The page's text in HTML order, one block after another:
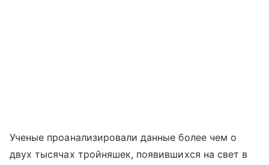
Ученые проанализировали данные более чем о
двух тысячах тройняшек, появившихся на свет в